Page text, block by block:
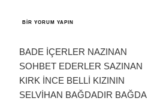
BADE
IÇIN
BIR YORUM YAPIN
BADE İÇERLER NAZINAN
SOHBET EDERLER SAZINAN
KIRK İNCE BELLİ KIZININ
SELVİHAN BAĞDADIR BAĞDA